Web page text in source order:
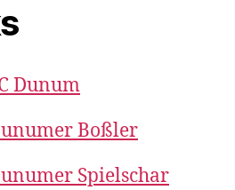
Dunum
Boßler
Spielschar